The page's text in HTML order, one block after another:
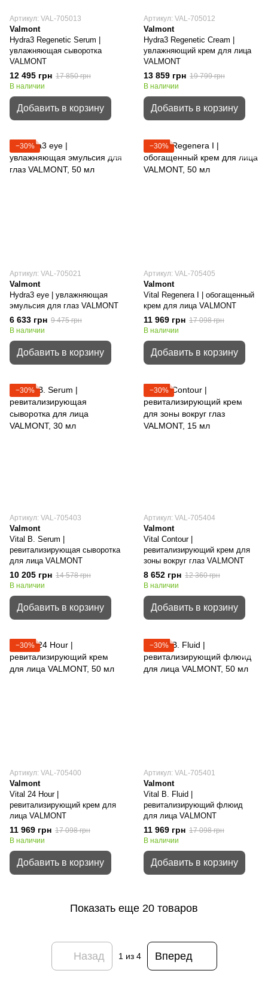
Артикул: VAL-705013
Valmont
Hydra3 Regenetic Serum |
увлажняющая сыворотка
VALMONT
12 495 грн 17 850 грн
В наличии
Добавить в корзину
Артикул: VAL-705012
Valmont
Hydra3 Regenetic Cream |
увлажняющий крем для лица
VALMONT
13 859 грн 19 799 грн
В наличии
Добавить в корзину
−30%
Артикул: VAL-705021
Valmont
Hydra3 eye | увлажняющая
эмульсия для глаз VALMONT
6 633 грн 9 475 грн
В наличии
Добавить в корзину
−30%
Артикул: VAL-705405
Valmont
Vital Regenera I | обогащенный
крем для лица VALMONT
11 969 грн 17 098 грн
В наличии
Добавить в корзину
−30%
Артикул: VAL-705403
Valmont
Vital B. Serum |
ревитализирующая сыворотка
для лица VALMONT
10 205 грн 14 578 грн
В наличии
Добавить в корзину
−30%
Артикул: VAL-705404
Valmont
Vital Contour |
ревитализирующий крем для
зоны вокруг глаз VALMONT
8 652 грн 12 360 грн
В наличии
Добавить в корзину
−30%
Артикул: VAL-705400
Valmont
Vital 24 Hour |
ревитализирующий крем для
лица VALMONT
11 969 грн 17 098 грн
В наличии
Добавить в корзину
−30%
Артикул: VAL-705401
Valmont
Vital B. Fluid |
ревитализирующий флюид
для лица VALMONT
11 969 грн 17 098 грн
В наличии
Добавить в корзину
Показать еще 20 товаров
Назад 1 из 4 Вперед